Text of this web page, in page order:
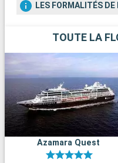
LES FORMALITÉS DE
TOUTE LA
Azamara Quest